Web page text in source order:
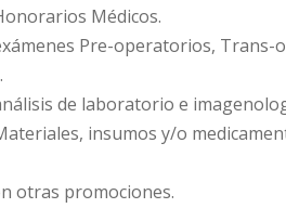
Médicos.
Pre-operatorios, Trans-
de laboratorio e
insumos y/o
otras promociones.